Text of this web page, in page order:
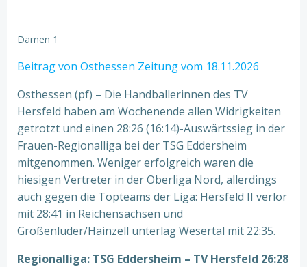
Damen 1
Beitrag von Osthessen Zeitung vom 18.11.2026
Osthessen (pf) – Die Handballerinnen des TV
Hersfeld haben am Wochenende allen Widrigkeiten
getrotzt und einen 28:26 (16:14)-Auswärtssieg in der
Frauen-Regionalliga bei der TSG Eddersheim
mitgenommen. Weniger erfolgreich waren die
hiesigen Vertreter in der Oberliga Nord, allerdings
auch gegen die Topteams der Liga: Hersfeld II verlor
mit 28:41 in Reichensachsen und
Großenlüder/Hainzell unterlag Wesertal mit 22:35.
Regionalliga: TSG Eddersheim – TV Hersfeld 26:28